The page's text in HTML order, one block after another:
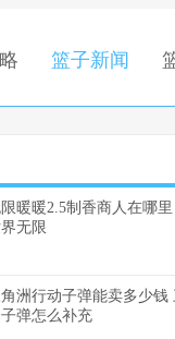
篮子新闻
暖暖2.5制香商人在哪
无限
洲行动子弹能卖多少钱
弹怎么补充